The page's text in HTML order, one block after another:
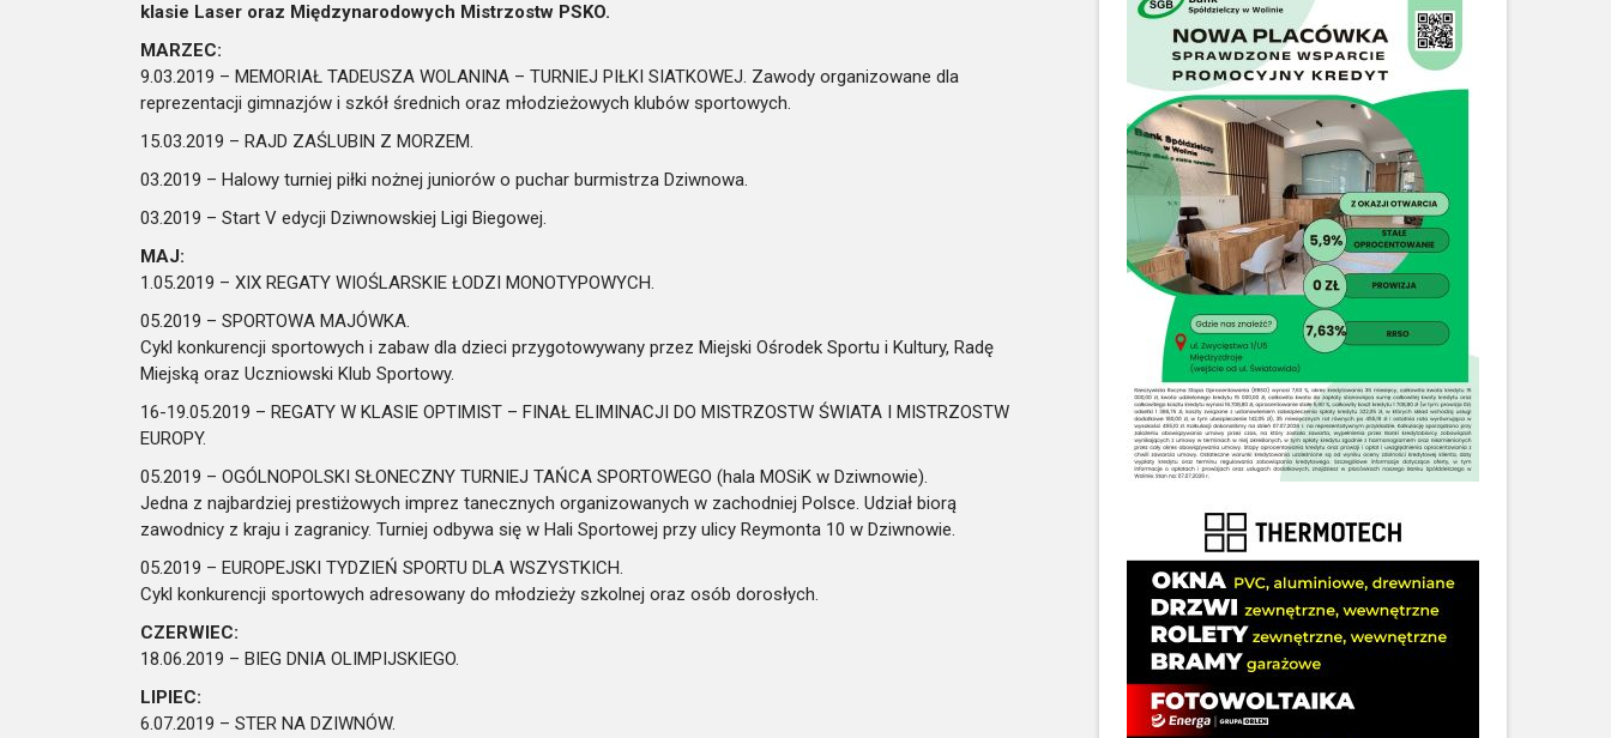
klasie Laser oraz Międzynarodowych Mistrzostw PSKO.
MARZEC:
9.03.2019 – MEMORIAŁ TADEUSZA WOLANINA – TURNIEJ PIŁKI SIATKOWEJ. Zawody organizowane dla
reprezentacji gimnazjów i szkół średnich oraz młodzieżowych klubów sportowych.
15.03.2019 – RAJD ZAŚLUBIN Z MORZEM.
03.2019 – Halowy turniej piłki nożnej juniorów o puchar burmistrza Dziwnowa.
03.2019 – Start V edycji Dziwnowskiej Ligi Biegowej.
MAJ:
1.05.2019 – XIX REGATY WIOŚLARSKIE ŁODZI MONOTYPOWYCH.
05.2019 – SPORTOWA MAJÓWKA.
Cykl konkurencji sportowych i zabaw dla dzieci przygotowywany przez Miejski Ośrodek Sportu i Kultury, Radę
Miejską oraz Uczniowski Klub Sportowy.
16-19.05.2019 – REGATY W KLASIE OPTIMIST – FINAŁ ELIMINACJI DO MISTRZOSTW ŚWIATA I MISTRZOSTW
EUROPY.
05.2019 – OGÓLNOPOLSKI SŁONECZNY TURNIEJ TAŃCA SPORTOWEGO (hala MOSiK w Dziwnowie).
Jedna z najbardziej prestiżowych imprez tanecznych organizowanych w zachodniej Polsce. Udział biorą
zawodnicy z kraju i zagranicy. Turniej odbywa się w Hali Sportowej przy ulicy Reymonta 10 w Dziwnowie.
05.2019 – EUROPEJSKI TYDZIEŃ SPORTU DLA WSZYSTKICH.
Cykl konkurencji sportowych adresowany do młodzieży szkolnej oraz osób dorosłych.
CZERWIEC:
18.06.2019 – BIEG DNIA OLIMPIJSKIEGO.
LIPIEC:
6.07.2019 – STER NA DZIWNÓW.